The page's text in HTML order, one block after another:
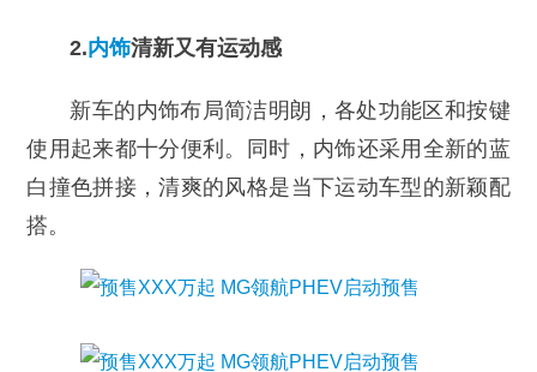
2.内饰清新又有运动感
新车的内饰布局简洁明朗，各处功能区和按键
使用起来都十分便利。同时，内饰还采用全新的蓝
白撞色拼接，清爽的风格是当下运动车型的新颖配
搭。